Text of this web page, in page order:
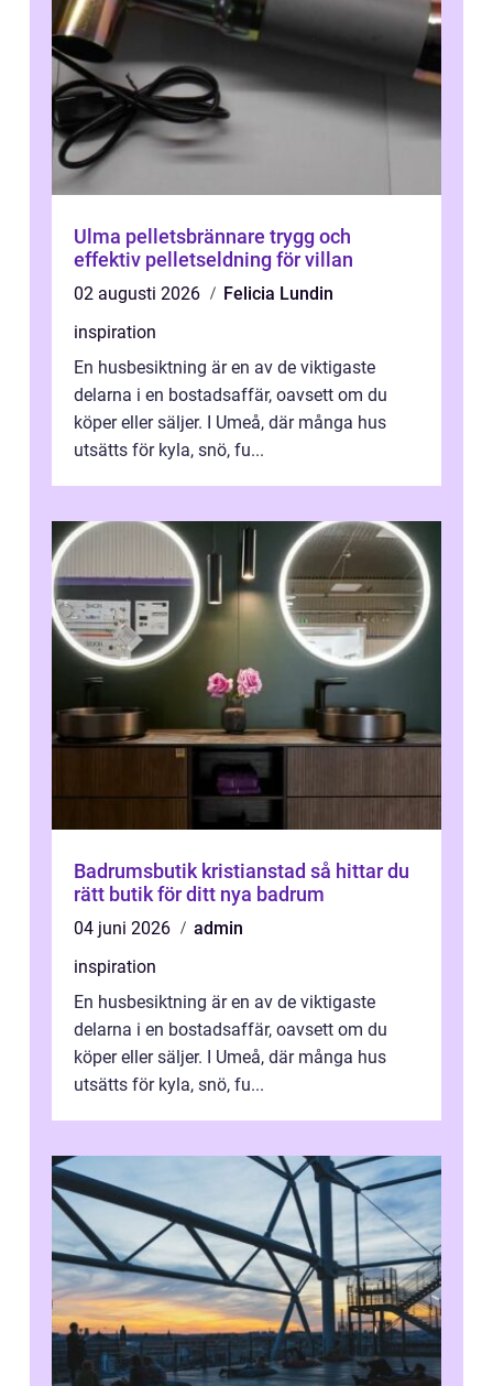
Ulma pelletsbrännare trygg och
effektiv pelletseldning för villan
02 augusti 2026
Felicia Lundin
inspiration
En husbesiktning är en av de viktigaste
delarna i en bostadsaffär, oavsett om du
köper eller säljer. I Umeå, där många hus
utsätts för kyla, snö, fu...
Badrumsbutik kristianstad så hittar du
rätt butik för ditt nya badrum
04 juni 2026
admin
inspiration
En husbesiktning är en av de viktigaste
delarna i en bostadsaffär, oavsett om du
köper eller säljer. I Umeå, där många hus
utsätts för kyla, snö, fu...